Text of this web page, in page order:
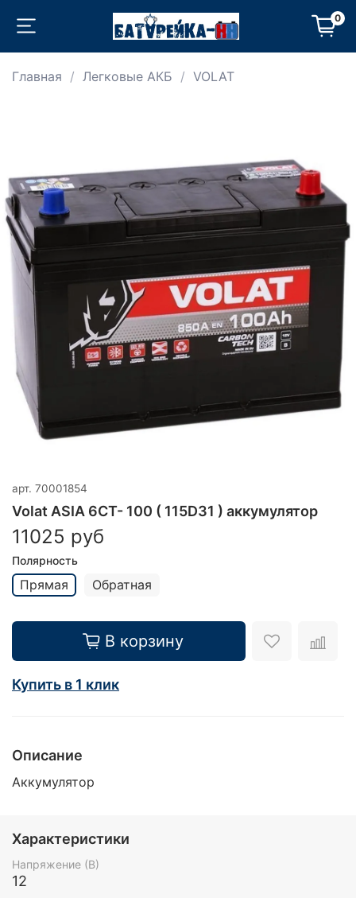
0
Главная Легковые АКБ VOLAT
арт. 70001854
Volat ASIA 6CT- 100 ( 115D31 ) аккумулятор
11025 руб
Полярность
Прямая Обратная
В корзину
Купить в 1 клик
Описание
Аккумулятор
Характеристики
Напряжение (В)
12